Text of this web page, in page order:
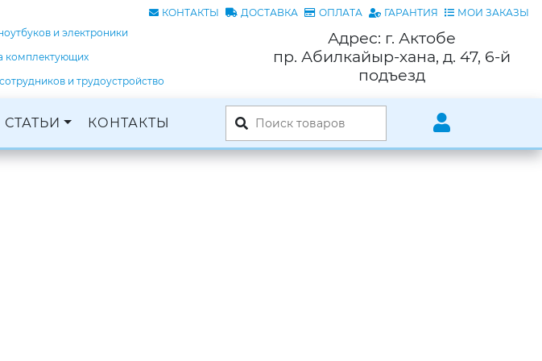
КОНТАКТЫ ДОСТАВКА ОПЛАТА ГАРАНТИЯ МОИ ЗАКАЗЫ
и электроники
комплектующих
и трудоустройство
Адрес: г. Актобе
пр. Абилкайыр-хана, д. 47, 6-й
подъезд
СТАТЬИ КОНТАКТЫ